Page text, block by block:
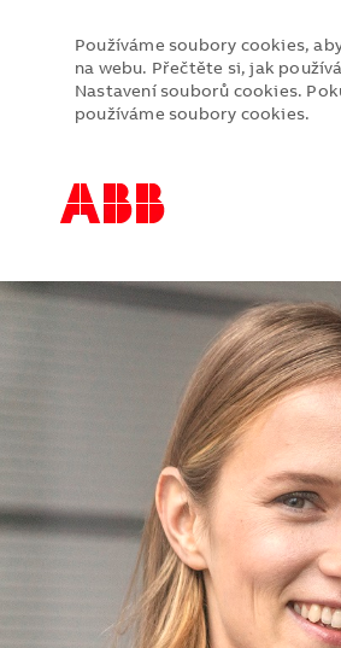
Používáme soubory cookies,
na webu. Přečtěte si, jak
Nastavení souborů cookies.
používáme soubory cookies.